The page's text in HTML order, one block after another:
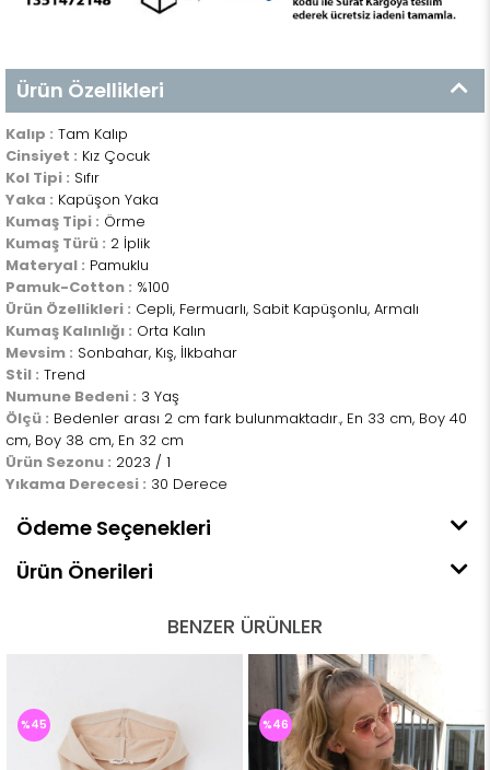
Ürün Özellikleri
Kalıp : Tam Kalıp
Cinsiyet : Kız Çocuk
Kol Tipi : Sıfır
Yaka : Kapüşon Yaka
Kumaş Tipi : Örme
Kumaş Türü : 2 İplik
Materyal : Pamuklu
Pamuk-Cotton : %100
Ürün Özellikleri : Cepli, Fermuarlı, Sabit Kapüşonlu, Armalı
Kumaş Kalınlığı : Orta Kalın
Mevsim : Sonbahar, Kış, İlkbahar
Stil : Trend
Numune Bedeni : 3 Yaş
Ölçü : Bedenler arası 2 cm fark bulunmaktadır., En 33 cm, Boy 40
cm, Boy 38 cm, En 32 cm
Ürün Sezonu : 2023 / 1
Yıkama Derecesi : 30 Derece
Ödeme Seçenekleri
Ürün Önerileri
BENZER ÜRÜNLER
%45 %46